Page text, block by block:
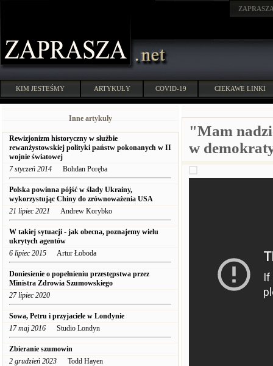
KIM JESTEŚMY ARTYKUŁY COVID-19 CIEKAWE LINKI
Inne artykuły
Rewizjonizm historyczny w służbie
rewanżystowskiej polityki państw pokonanych w II
wojnie światowej
7 styczeń 2014 Bohdan Poręba
Polska powinna pójść w ślady Ukrainy,
wykorzystując Chiny do zrównoważenia USA
21 lipiec 2021 Andrew Korybko
W takiej sytuacji - jak obecna, poznajemy wielu
ukrytych agentów
6 lipiec 2015 Artur Łoboda
Doniesienie o popełnieniu przestępstwa przez
Ministra Zdrowia Szumowskiego
27 lipiec 2020
Sowa, Petru i przyjaciele w Londynie
17 maj 2016 Studio Londyn
Zbieranie szumowin
2 grudzień 2023 Todd Hayen
"Mam
w